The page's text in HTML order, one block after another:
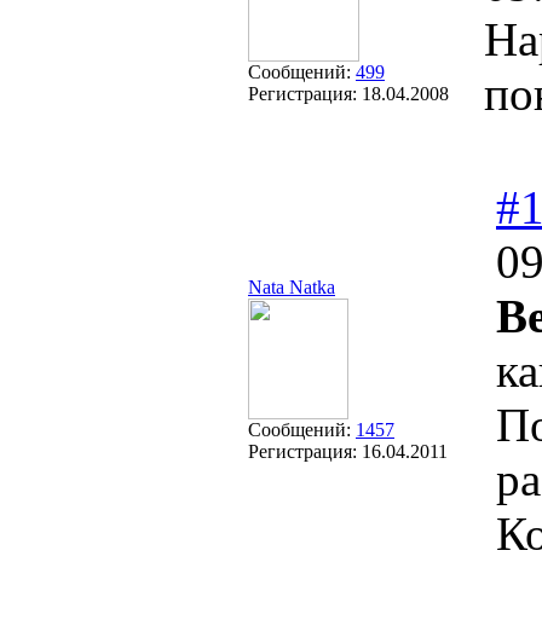
Сообщений: 499
Регистрация: 18.04.2008
Nata Natka
Сообщений: 1457
Регистрация: 16.04.2011